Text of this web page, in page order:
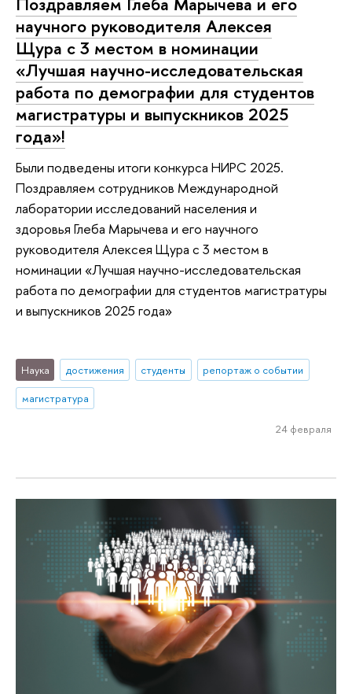
научного руководителя Алексея
Щура с 3 местом в номинации
«Лучшая научно-исследовательская
работа по демографии для студентов
магистратуры и выпускников 2025
года»!
Были подведены итоги конкурса НИРС 2025.
Поздравляем сотрудников Международной
лаборатории исследований населения и
здоровья Глеба Марычева и его научного
руководителя Алексея Щура с 3 местом в
номинации «Лучшая научно-исследовательская
работа по демографии для студентов магистратуры
и выпускников 2025 года»
Наука достижения студенты
репортаж о событии
магистратура
24 февраля